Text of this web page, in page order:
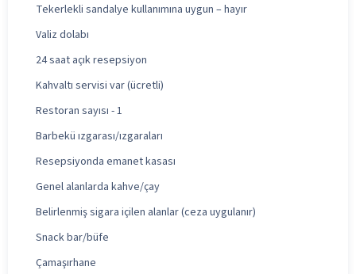
Tekerlekli sandalye kullanımına uygun – hayır
Valiz dolabı
24 saat açık resepsiyon
Kahvaltı servisi var (ücretli)
Restoran sayısı - 1
Barbekü ızgarası/ızgaraları
Resepsiyonda emanet kasası
Genel alanlarda kahve/çay
Belirlenmiş sigara içilen alanlar (ceza uygulanır)
Snack bar/büfe
Çamaşırhane